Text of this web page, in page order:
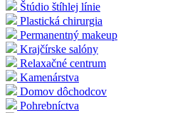
Štúdio štíhlej línie
Plastická chirurgia
Permanentný makeup
Krajčírske salóny
Relaxačné centrum
Kamenárstva
Domov dôchodcov
Pohrebníctva